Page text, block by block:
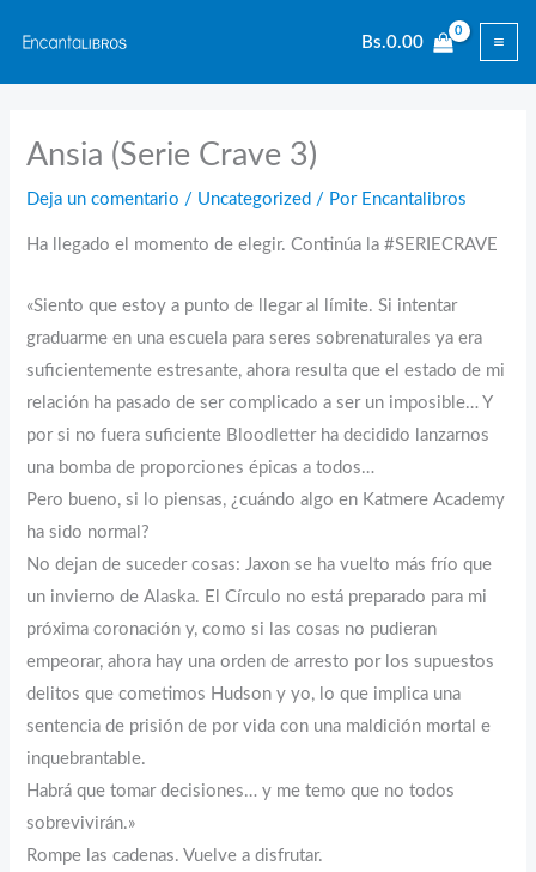
contenido
Bs.0.00
Ansia (Serie Crave 3)
Deja un comentario / Uncategorized / Por Encantalibros
Ha llegado el momento de elegir. Continúa la #SERIECRAVE
«Siento que estoy a punto de llegar al límite. Si intentar
graduarme en una escuela para seres sobrenaturales ya era
suficientemente estresante, ahora resulta que el estado de mi
relación ha pasado de ser complicado a ser un imposible… Y
por si no fuera suficiente Bloodletter ha decidido lanzarnos
una bomba de proporciones épicas a todos…
Pero bueno, si lo piensas, ¿cuándo algo en Katmere Academy
ha sido normal?
No dejan de suceder cosas: Jaxon se ha vuelto más frío que
un invierno de Alaska. El Círculo no está preparado para mi
próxima coronación y, como si las cosas no pudieran
empeorar, ahora hay una orden de arresto por los supuestos
delitos que cometimos Hudson y yo, lo que implica una
sentencia de prisión de por vida con una maldición mortal e
inquebrantable.
Habrá que tomar decisiones… y me temo que no todos
sobrevivirán.»
Rompe las cadenas. Vuelve a disfrutar.